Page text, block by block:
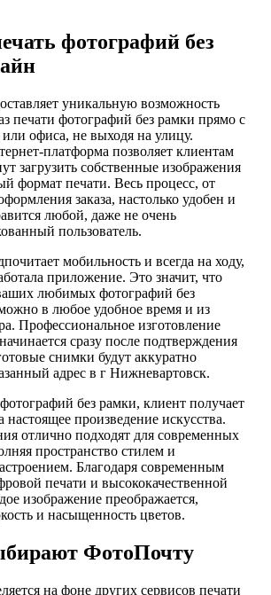
фотографий без
уникальную возможность
печати фотографий без рамки прямо с
офиса, не выходя на улицу.
платформа позволяет клиентам
загрузить собственные изображения
формат печати. Весь процесс, от
заказа, настолько удобен и
любой, даже не очень
пользователь.
мобильность и всегда на ходу,
приложение. Это значит, что
ваших любимых фотографий без
в любое удобное время и из
Профессиональное изготовление
сразу после подтверждения
снимки будут аккуратно
адрес в г Нижневартовск.
без рамки, клиент получает
настоящее произведение искусства.
отлично подходят для современных
пространство стилем и
Благодаря современным
печати и высококачественной
изображение преображается,
и насыщенность цветов.
ФотоПочту
на фоне других сервисов печати